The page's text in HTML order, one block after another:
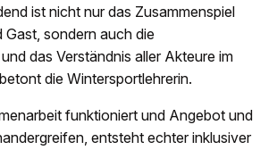
ist nicht nur das Zusammenspiel
Gast, sondern auch die
das Verständnis aller Akteure im
die Wintersportlehrerin.
funktioniert und Angebot und
entsteht echter inklusiver